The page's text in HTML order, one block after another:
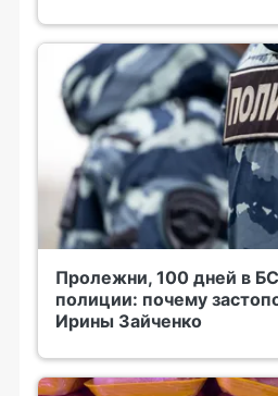
Пролежни, 100 дней в
полиции: почему
Ирины Зайченко